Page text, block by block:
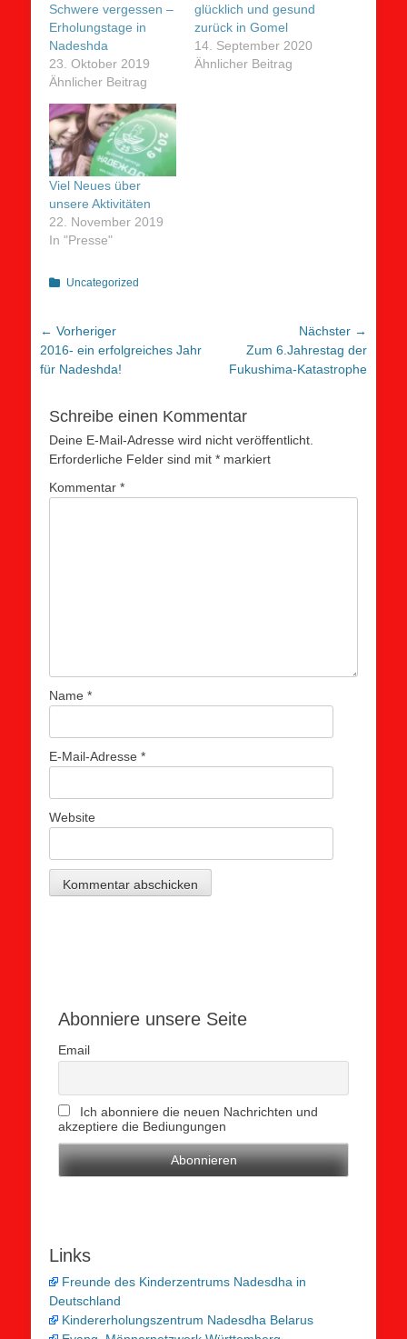
Schwere vergessen –
Erholungstage in
Nadeshda
23. Oktober 2019
Ähnlicher Beitrag
glücklich und gesund
zurück in Gomel
14. September 2020
Ähnlicher Beitrag
Viel Neues über
unsere Aktivitäten
22. November 2019
In "Presse"
Kategorien
Uncategorized
Beitragsnavigation
← Vorheriger
Vorheriger
Beitrag:
2016- ein erfolgreiches Jahr
für Nadeshda!
Nächster →
Nächster
Beitrag:
Zum 6.Jahrestag der
Fukushima-Katastrophe
Schreibe einen Kommentar
Deine E-Mail-Adresse wird nicht veröffentlicht.
Erforderliche Felder sind mit * markiert
Kommentar *
Name *
E-Mail-Adresse *
Website
Abonniere unsere Seite
Email
Ich abonniere die neuen Nachrichten und
akzeptiere die Bediungungen
Links
Freunde des Kinderzentrums Nadesdha in
Deutschland
Kindererholungszentrum Nadesdha Belarus